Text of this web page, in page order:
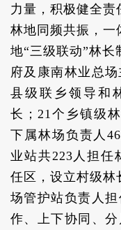
力量，积极健全
林地同频共振，一
地“三级联动”林
府及康南林业总
县级联乡领导和
长；21个乡镇级
下属林场负责人
业站共223人担任
任区，设立村级林
场管护站负责人
作、上下协同、